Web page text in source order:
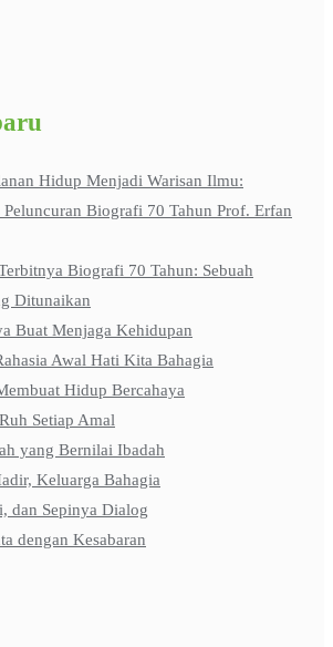
Hidup Menjadi Warisan Ilmu:
Peluncuran Biografi 70 Tahun Prof. Erfan
Biografi 70 Tahun: Sebuah
Ditunaikan
Buat Menjaga Kehidupan
Awal Hati Kita Bahagia
Hidup Bercahaya
Setiap Amal
yang Bernilai Ibadah
Keluarga Bahagia
dan Sepinya Dialog
dengan Kesabaran